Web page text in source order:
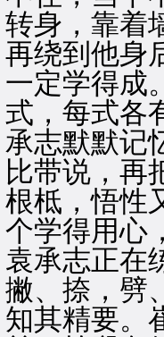
转身，靠着
再绕到他身
一定学得成
式，每式各
承志默默记
比带说，再
根柢，悟性
个学得用心
袁承志正在
撇、捺，劈
知其精要。